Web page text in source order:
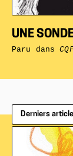
UNE
Paru dans
Derniers